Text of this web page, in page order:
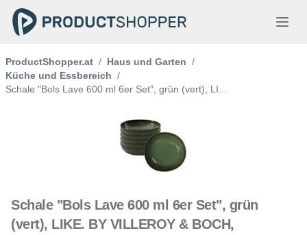
ProductShopper.at / Haus und Garten /
Küche und Essbereich /
Schale "Bols Lave 600 ml 6er Set", grün (vert), LI...
Schale "Bols Lave 600 ml 6er Set", grün
(vert), LIKE. BY VILLEROY & BOCH,